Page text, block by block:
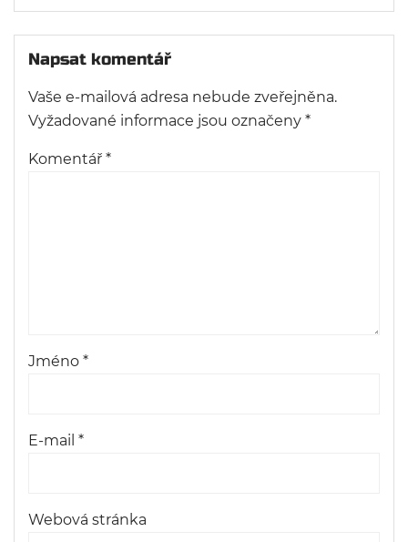
Napsat komentář
Vaše e-mailová adresa nebude zveřejněna.
Vyžadované informace jsou označeny *
Komentář *
Jméno *
E-mail *
Webová stránka